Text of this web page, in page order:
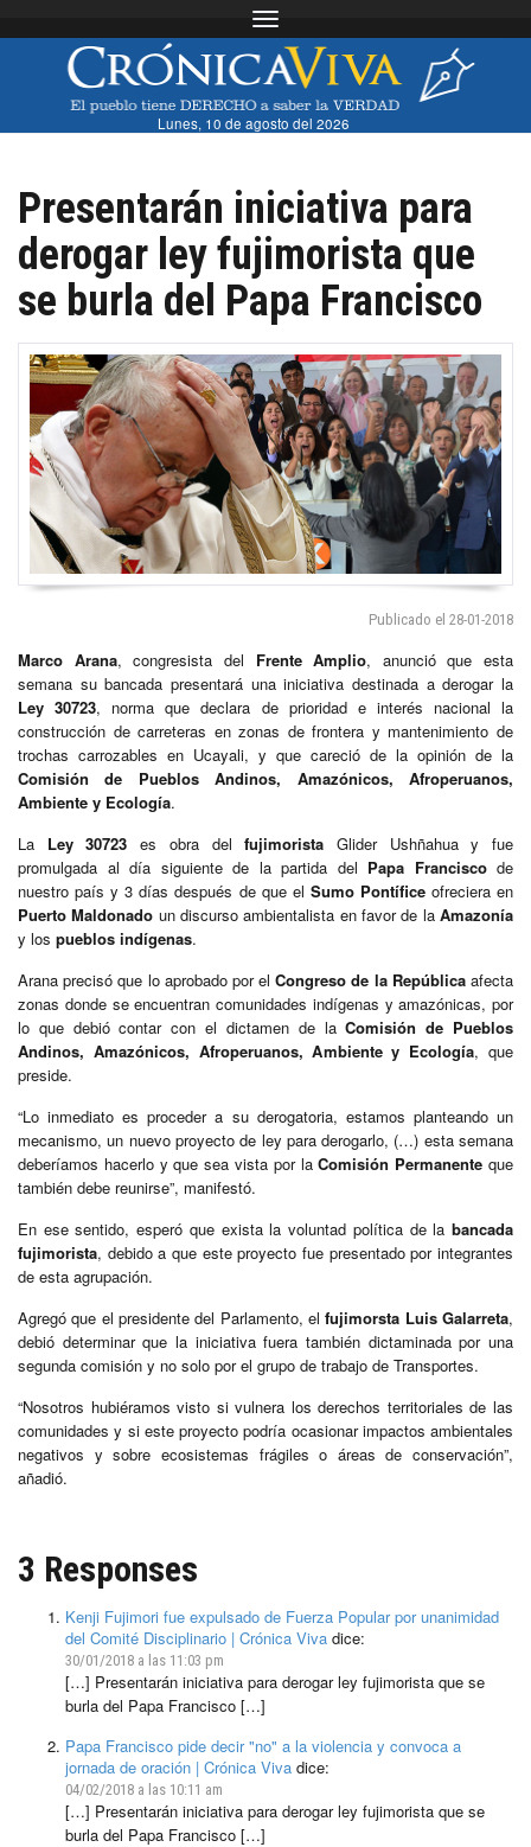
Toggle navigation
Lunes, 10 de agosto del 2026
Presentarán iniciativa para
derogar ley fujimorista que
se burla del Papa Francisco
Publicado el 28-01-2018
Marco Arana, congresista del Frente Amplio, anunció que esta
semana su bancada presentará una iniciativa destinada a derogar la
Ley 30723, norma que declara de prioridad e interés nacional la
construcción de carreteras en zonas de frontera y mantenimiento de
trochas carrozables en Ucayali, y que careció de la opinión de la
Comisión de Pueblos Andinos, Amazónicos, Afroperuanos,
Ambiente y Ecología.
La Ley 30723 es obra delfujimorista Glider Ushñahua y fue
promulgada al día siguiente de la partida del Papa Franciscode
nuestro país y 3 días después de que el Sumo Pontíficeofreciera en
Puerto Maldonado un discurso ambientalista en favor de laAmazonía
y los pueblos indígenas.
Arana precisó que lo aprobado por elCongreso de la Repúblicaafecta
zonas donde se encuentran comunidades indígenas y amazónicas, por
lo que debió contar con el dictamen de laComisión de Pueblos
Andinos, Amazónicos, Afroperuanos, Ambiente y Ecología, que
preside.
“Lo inmediato es proceder a su derogatoria, estamos planteando un
mecanismo, un nuevo proyecto de ley para derogarlo, (…) esta semana
deberíamos hacerlo y que sea vista por laComisión Permanente que
también debe reunirse”, manifestó.
En ese sentido, esperó que exista la voluntad política de la bancada
fujimorista, debido a que este proyecto fue presentado por integrantes
de esta agrupación.
Agregó que el presidente del Parlamento, el fujimorsta Luis Galarreta,
debió determinar que la iniciativa fuera también dictaminada por una
segunda comisión y no solo por el grupo de trabajo de Transportes.
“Nosotros hubiéramos visto si vulnera los derechos territoriales de las
comunidades y si este proyecto podría ocasionar impactos ambientales
negativos y sobre ecosistemas frágiles o áreas de conservación”,
añadió.
3 Responses
Kenji Fujimori fue expulsado de Fuerza Popular por unanimidad
del Comité Disciplinario | Crónica Viva dice:
30/01/2018 a las 11:03 pm
[…] Presentarán iniciativa para derogar ley fujimorista que se
burla del Papa Francisco […]
Papa Francisco pide decir "no" a la violencia y convoca a
jornada de oración | Crónica Viva dice:
04/02/2018 a las 10:11 am
[…] Presentarán iniciativa para derogar ley fujimorista que se
burla del Papa Francisco […]